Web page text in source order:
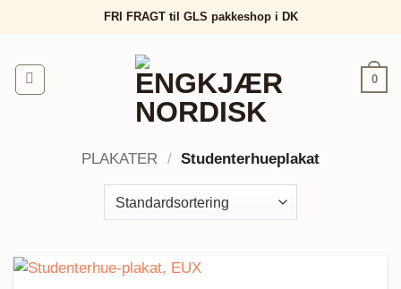
FRI FRAGT til GLS pakkeshop i DK
0
PLAKATER / Studenterhueplakat